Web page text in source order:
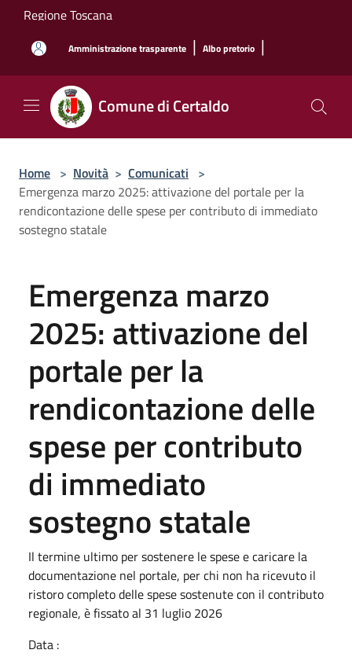
Salta al contenuto principale
Regione Toscana
Amministrazione trasparente | Albo pretorio |
Comune di Certaldo
Home > Novità > Comunicati >
Emergenza marzo 2025: attivazione del portale per la
rendicontazione delle spese per contributo di immediato
sostegno statale
Emergenza marzo
2025: attivazione del
portale per la
rendicontazione delle
spese per contributo
di immediato
sostegno statale
Il termine ultimo per sostenere le spese e caricare la
documentazione nel portale, per chi non ha ricevuto il
ristoro completo delle spese sostenute con il contributo
regionale, è fissato al 31 luglio 2026
Data :